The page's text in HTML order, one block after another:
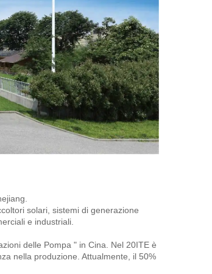
solari, sistemi di generazione
e industriali.
delle Pompa " in Cina. Nel 20ITE è
nella produzione. Attualmente, il 50%